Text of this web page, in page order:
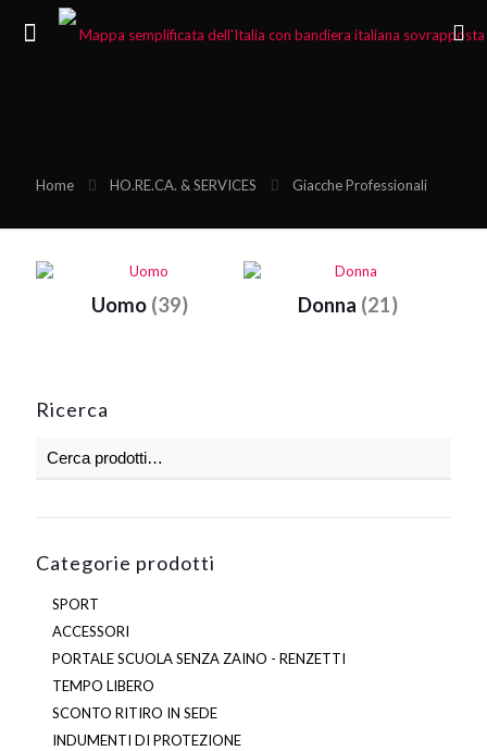
Home HO.RE.CA. & SERVICES Giacche Professionali
Uomo (39) Donna (21)
Ricerca
Categorie prodotti
SPORT
ACCESSORI
PORTALE SCUOLA SENZA ZAINO - RENZETTI
TEMPO LIBERO
SCONTO RITIRO IN SEDE
INDUMENTI DI PROTEZIONE